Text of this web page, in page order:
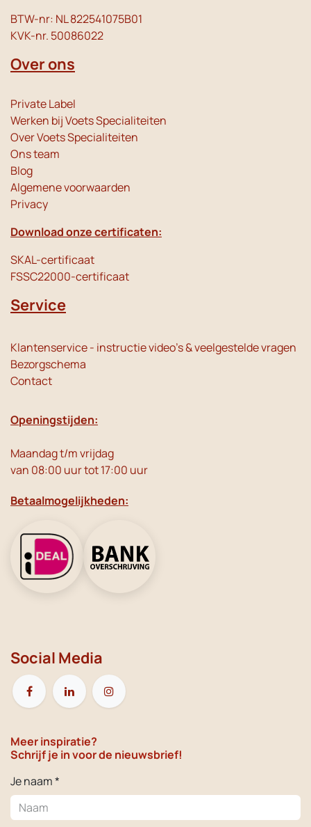
BTW-nr: NL 822541075B01
KVK-nr. 50086022
Over ons
Private Label
Werken bij Voets Specialiteiten
Over Voets Specialiteiten
Ons team
Blog
Algemene voorwaarden
Privacy
Download onze certificaten:
SKAL-certificaat
FSSC22000-certificaat
Service
Klantenservice - instructie video's & veelgestelde vragen
Bezorgschema
Contact
Openingstijden:
Maandag t/m vrijdag
van 08:00 uur tot 17:00 uur
Betaalmogelijkheden:
Social Media
Meer inspiratie?
Schrijf je in voor de nieuwsbrief!
Je naam *